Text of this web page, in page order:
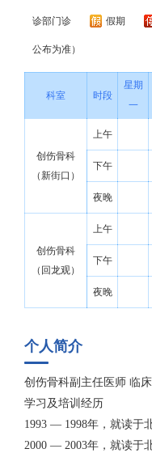
诊部门诊 假期
公布为准）
科室 时段
星期
一
创伤骨科
（新街口）
上午
下午
夜晚
创伤骨科
（回龙观）
上午
下午
夜晚
个人简介
创伤骨科副主任医师 临
学习及培训经历
1993 — 1998年，就读于
2000 — 2003年，就读于